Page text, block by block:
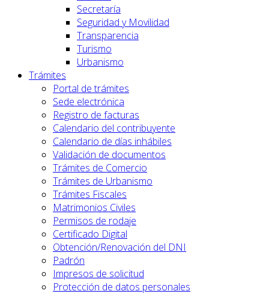
Secretaría
Seguridad y Movilidad
Transparencia
Turismo
Urbanismo
Trámites
Portal de trámites
Sede electrónica
Registro de facturas
Calendario del contribuyente
Calendario de días inhábiles
Validación de documentos
Trámites de Comercio
Trámites de Urbanismo
Trámites Fiscales
Matrimonios Civiles
Permisos de rodaje
Certificado Digital
Obtención/Renovación del DNI
Padrón
Impresos de solicitud
Protección de datos personales